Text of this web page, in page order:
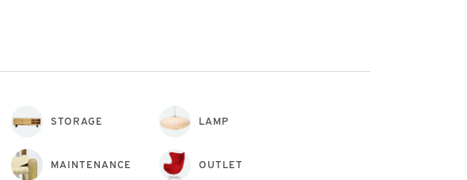
STORAGE LAMP
MAINTENANCE OUTLET